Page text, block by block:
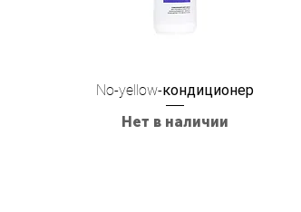
No-yellow-кондиционер
Нет в наличии